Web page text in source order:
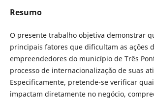
Resumo
O presente trabalho objetiva demonstrar
principais fatores que dificultam as ações
empreendedores do município de Três
processo de internacionalização de suas
Especificamente, pretende-se verificar
impactam diretamente no negócio,